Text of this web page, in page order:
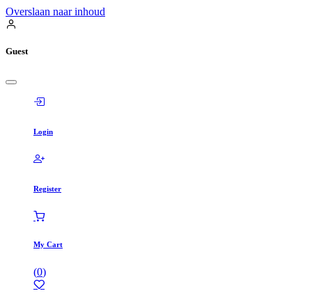
Overslaan naar inhoud
Guest
Login
Register
My Cart
(0)